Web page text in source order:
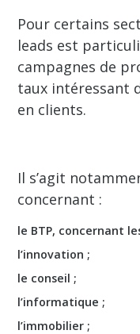
Pour certains
leads est
campagnes de
taux intéressant
en clients.
Il s’agit
concernant :
le BTP, concernant
l’innovation ;
le conseil ;
l’informatique ;
l’immobilier ;